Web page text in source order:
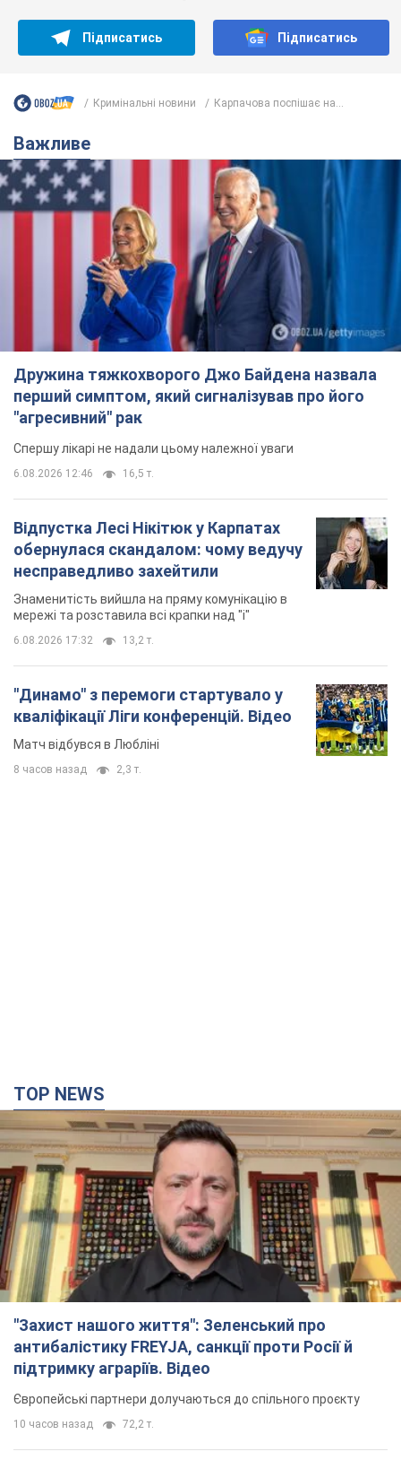
Підписатись Підписатись
Кримінальні новини Карпачова поспішає на...
Важливе
Дружина тяжкохворого Джо Байдена назвала
перший симптом, який сигналізував про його
"агресивний" рак
Спершу лікарі не надали цьому належної уваги
6.08.2026 12:46 16,5 т.
Відпустка Лесі Нікітюк у Карпатах
обернулася скандалом: чому ведучу
несправедливо захейтили
Знаменитість вийшла на пряму комунікацію в
мережі та розставила всі крапки над "і"
6.08.2026 17:32 13,2 т.
"Динамо" з перемоги стартувало у
кваліфікації Ліги конференцій. Відео
Матч відбувся в Любліні
8 часов назад 2,3 т.
TOP NEWS
"Захист нашого життя": Зеленський про
антибалістику FREYJA, санкції проти Росії й
підтримку аграріїв. Відео
Європейські партнери долучаються до спільного проєкту
10 часов назад 72,2 т.